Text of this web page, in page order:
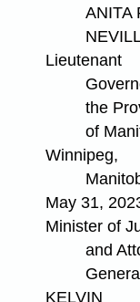
ANITA
Lieutenant
the
of
Winnipeg,
May 31,
Minister of
and
General
KELVIN